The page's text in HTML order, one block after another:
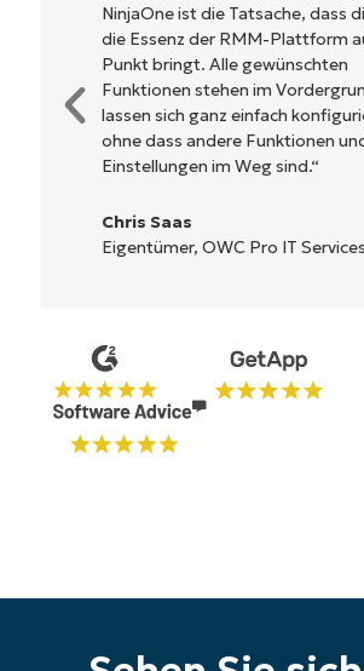
leistungsstarken Funktionen
Es muss nicht erst
werden und verzichtet auf
Steuerung. Alle Optionen und
klar beschrieben, einfach zu
die Benutzeroberfläche ist
bedienen.
Ryan Reiffenberger
Reiffenberger.NET